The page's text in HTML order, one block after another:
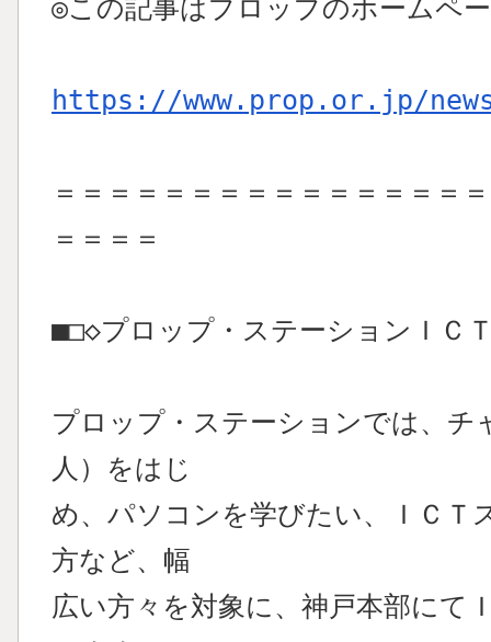
◎この記事はプロップのホームペ
https://www.prop.or.jp/
＝＝＝＝＝＝＝＝＝＝＝＝＝＝＝
＝＝＝＝
■□◇プロップ・ステーションＩＣ
プロップ・ステーションでは、チ
人）をはじ
め、パソコンを学びたい、ＩＣＴ
方など、幅
広い方々を対象に、神戸本部にて